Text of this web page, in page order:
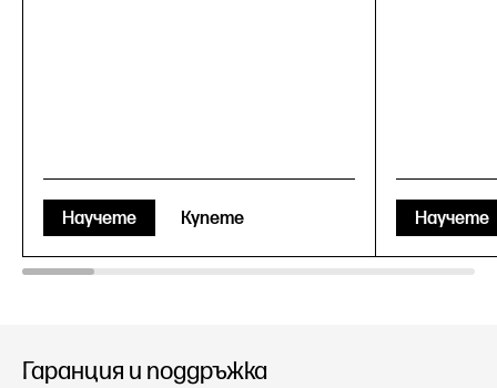
Научете Купете Научете
Гаранция и поддръжка